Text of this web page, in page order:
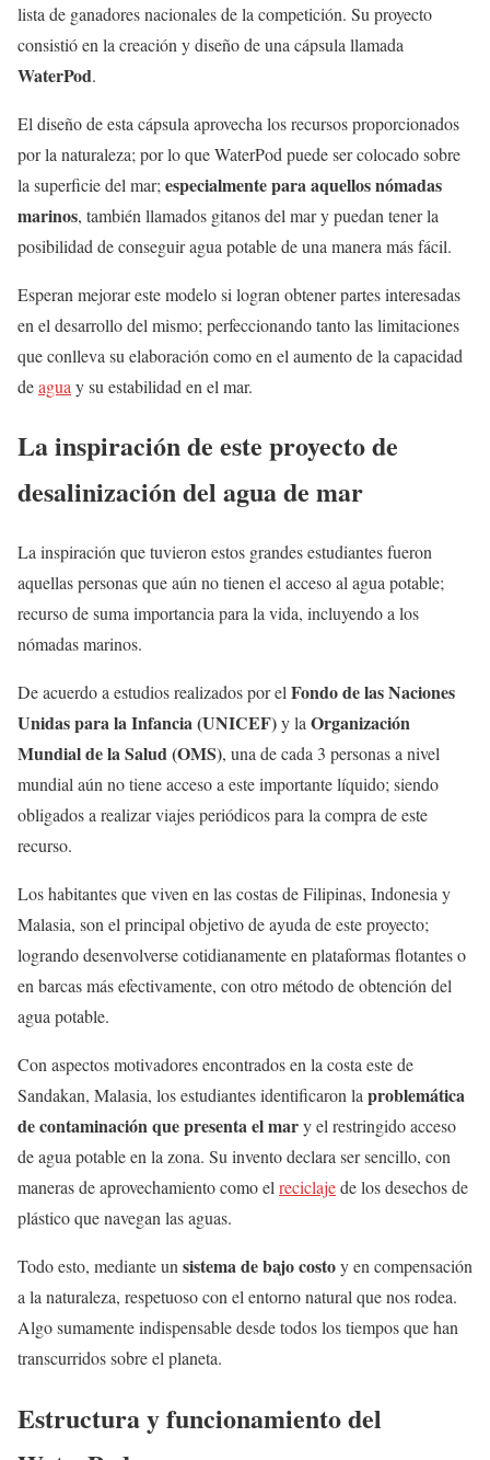
lista de ganadores nacionales de la competición. Su proyecto
consistió en la creación y diseño de una cápsula llamada
WaterPod.
El diseño de esta cápsula aprovecha los recursos proporcionados
por la naturaleza; por lo que WaterPod puede ser colocado sobre
la superficie del mar; especialmente para aquellos nómadas
marinos, también llamados gitanos del mar y puedan tener la
posibilidad de conseguir agua potable de una manera más fácil.
Esperan mejorar este modelo si logran obtener partes interesadas
en el desarrollo del mismo; perfeccionando tanto las limitaciones
que conlleva su elaboración como en el aumento de la capacidad
deagua y su estabilidad en el mar.
La inspiración de este proyecto de
desalinización del agua de mar
La inspiración que tuvieron estos grandes estudiantes fueron
aquellas personas que aún no tienen el acceso al agua potable;
recurso de suma importancia para la vida, incluyendo a los
nómadas marinos.
De acuerdo a estudios realizados por elFondo de las Naciones
Unidas para la Infancia (UNICEF)y laOrganización
Mundial de la Salud (OMS), una de cada 3 personas a nivel
mundial aún no tiene acceso a este importante líquido; siendo
obligados a realizar viajes periódicos para la compra de este
recurso.
Los habitantes que viven en las costas de Filipinas, Indonesia y
Malasia, son el principal objetivo de ayuda de este proyecto;
logrando desenvolverse cotidianamente en plataformas flotantes o
en barcas más efectivamente, con otro método de obtención del
agua potable.
Con aspectos motivadores encontrados en la costa este de
Sandakan, Malasia, los estudiantes identificaron laproblemática
de contaminación que presenta el mary el restringido acceso
de agua potable en la zona. Su invento declara ser sencillo, con
maneras de aprovechamiento como elreciclajede los desechos de
plástico que navegan las aguas.
Todo esto, mediante unsistema de bajo costoy en compensación
a la naturaleza, respetuoso con el entorno natural que nos rodea.
Algo sumamente indispensable desde todos los tiempos que han
transcurridos sobre el planeta.
Estructura y funcionamiento del